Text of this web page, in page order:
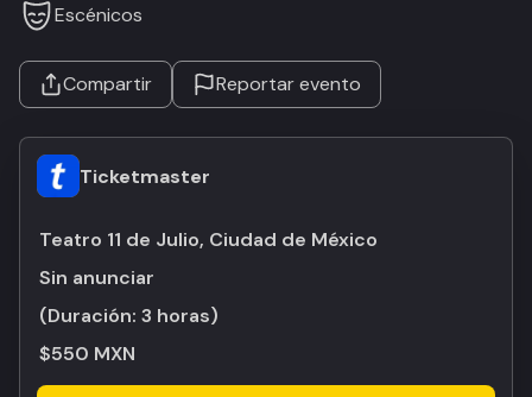
Escénicos
Compartir Reportar evento
Ticketmaster
Teatro 11 de Julio, Ciudad de México
Sin anunciar
(Duración: 3 horas)
$550 MXN